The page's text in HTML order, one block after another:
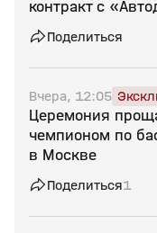
контракт с
Поделиться
Вчера, 12:05
Церемония
чемпионом по
в Москве
Поделиться1